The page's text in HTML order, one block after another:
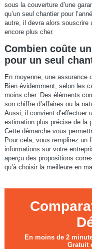
sous la couverture d’une
qu’un seul chantier pour
autre, il devra alors souscrire
encore plus cher.
Combien coûte
pour un seul
En moyenne, une assurance
Bien évidemment, selon les
moins cher. Des éléments
son chiffre d’affaires ou la
Aussi, il convient d’effectuer
estimation plus précise de la
Cette démarche vous
Pour cela, vous remplirez un
informations sur votre
aperçu des propositions
qu’à choisir la meilleure en
En moins de 2
Gratuit